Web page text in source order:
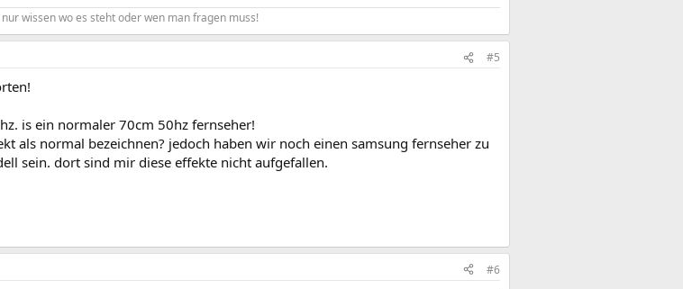
wissen wo es steht oder wen man fragen muss!
#5
is ein normaler 70cm 50hz fernseher!
als normal bezeichnen? jedoch haben wir noch einen samsung fernseher zu
sein. dort sind mir diese effekte nicht aufgefallen.
#6